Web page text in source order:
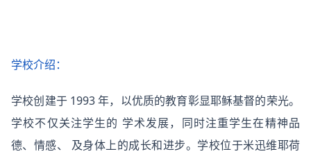
学校介绍：
学校创建于 1993 年，以优质的教育彰显耶稣基督的荣光。
学校不仅关注学生的 学术发展，同时注重学生在精神品
德、情感、 及身体上的成长和进步。学校位于米迅维耶荷